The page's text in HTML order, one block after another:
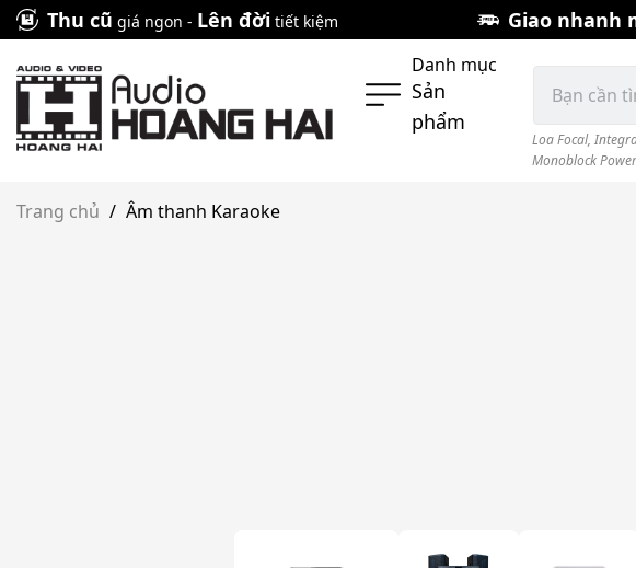
Skip
to
content
Thu cũ giá ngon - Lên đời tiết kiệm Giao nhanh
Danh mục
Sản
phẩm
kiếm:
Loa Focal,
Monoblock
Trang chủ / Âm thanh Karaoke